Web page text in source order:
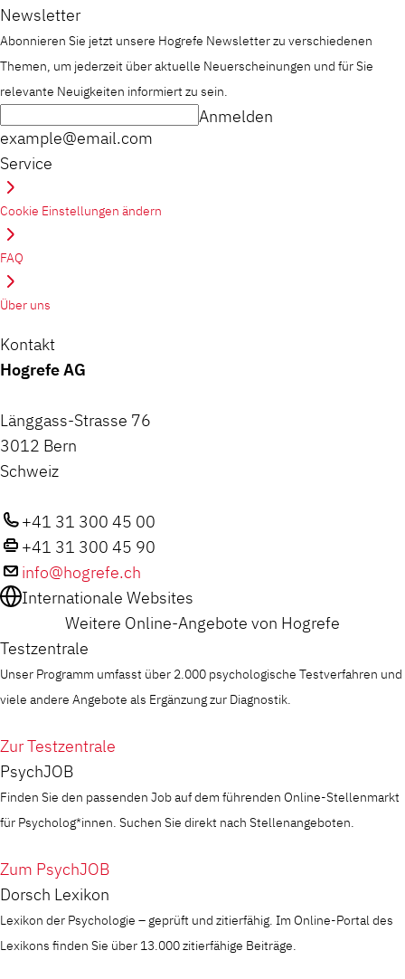
Newsletter
Abonnieren Sie jetzt unsere Hogrefe Newsletter zu verschiedenen
Themen, um jederzeit über aktuelle Neuerscheinungen und für Sie
relevante Neuigkeiten informiert zu sein.
example@email.com
Anmelden
Service
Cookie Einstellungen ändern
FAQ
Über uns
Kontakt
Hogrefe AG
Länggass-Strasse 76
3012 Bern
Schweiz
+41 31 300 45 00
+41 31 300 45 90
info@hogrefe.ch
Internationale Websites
Weitere Online-Angebote von Hogrefe
Testzentrale
Unser Programm umfasst über 2.000 psychologische Testverfahren und
viele andere Angebote als Ergänzung zur Diagnostik.
Zur Testzentrale
PsychJOB
Finden Sie den passenden Job auf dem führenden Online-Stellenmarkt
für Psycholog*innen. Suchen Sie direkt nach Stellenangeboten.
Zum PsychJOB
Dorsch Lexikon
Lexikon der Psychologie – geprüft und zitierfähig. Im Online-Portal des
Lexikons finden Sie über 13.000 zitierfähige Beiträge.